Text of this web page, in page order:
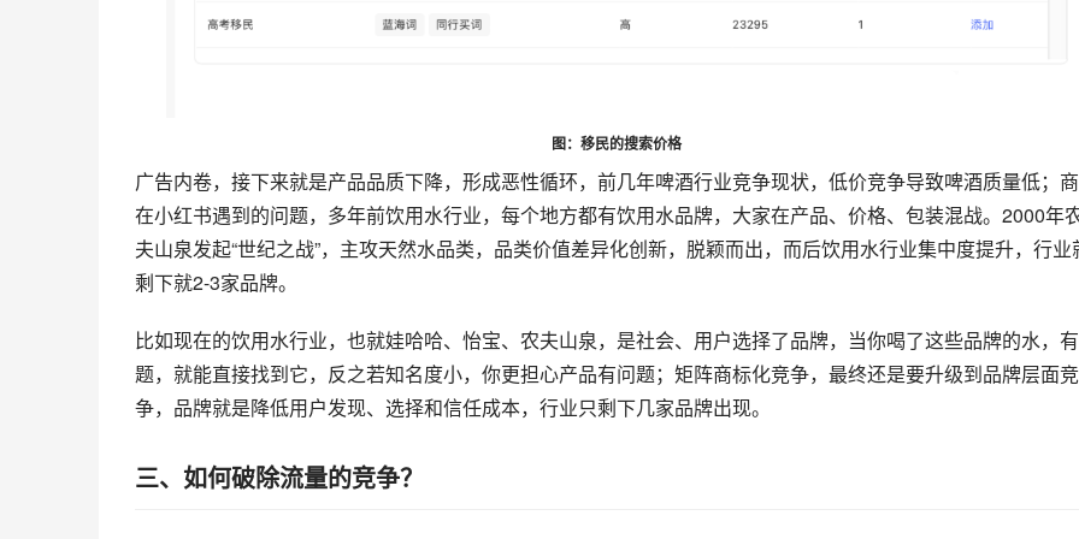
图：移民的搜索价格‍
广告内卷，接下来就是产品品质下降，形成恶性循环，前几年啤酒行业竞争现状，低价竞争导致啤酒质量低；‍‍‍‍‍‍‍
在小红书遇到的问题，多年前饮用水行业，每个地方都有饮用水品牌，大家在产品、价格、包装混战。2000年
夫山泉发起“世纪之战”，主攻天然水品类，品类价值差异化创新，脱颖而出，而后饮用水行业集中度提升，行业
剩下就2-3家品牌。
比如现在的饮用水行业，也就娃哈哈、怡宝、农夫山泉，是社会、用户选择了品牌，当你喝了这些品牌的水，
题，就能直接找到它，反之若知名度小，你更担心产品有问题；矩阵商标化竞争，最终还是要升级到品牌层面竞
争，品牌就是降低用户发现、选择和信任成本，行业只剩下几家品牌出现。‍‍‍‍‍‍‍‍‍‍‍‍‍‍‍‍‍‍‍‍
‍‍‍‍‍‍‍‍‍‍‍‍‍‍‍‍‍三、如何破除流量的竞争？